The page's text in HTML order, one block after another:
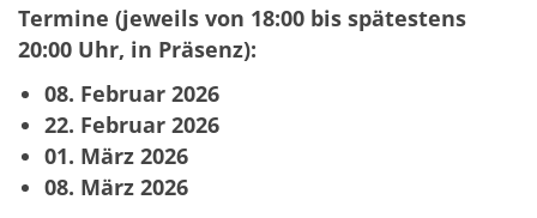
Termine (jeweils von 18:00 bis spätestens
20:00 Uhr, in Präsenz):
08. Februar 2026
22. Februar 2026
01. März 2026
08. März 2026